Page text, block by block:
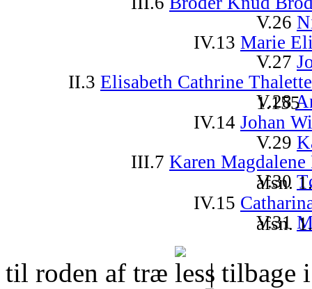
V.26
IV.13 Marie
V.27
II.3 Elisabeth Cathrine
V.28
afsn. 1.155
IV.14 Johan
V.29
III.7 Karen
V.30
afsn.
IV.15
V.31
afsn.
til roden af træ
| tilbage